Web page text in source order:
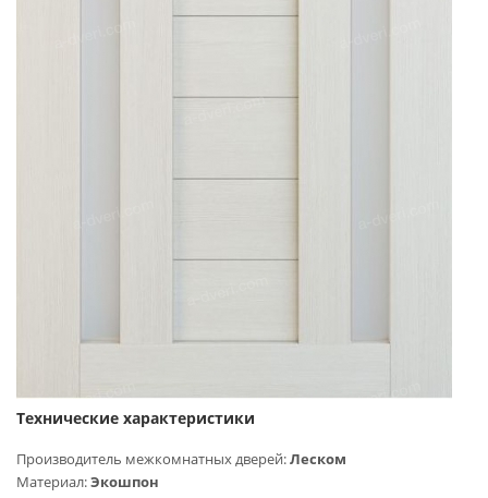
Технические характеристики
Производитель межкомнатных дверей:Леском
Материал:Экошпон